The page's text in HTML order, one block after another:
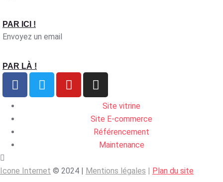
PAR ICI !
Envoyez un email
PAR LÀ !
Site vitrine
Site E-commerce
Référencement
Maintenance
Icone Internet © 2024 | Mentions légales Plan du site